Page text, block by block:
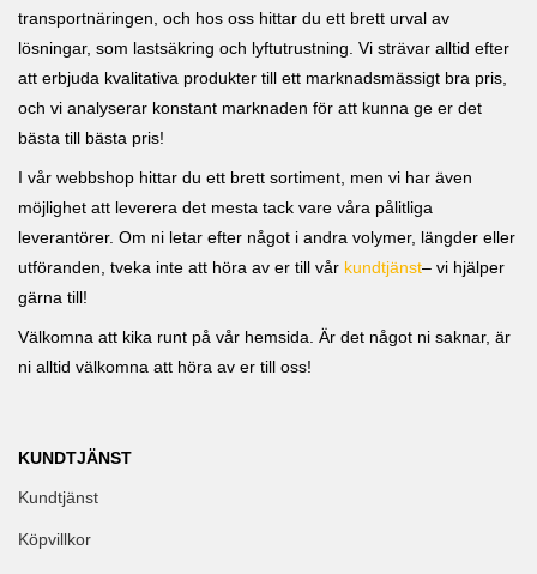
transportnäringen, och hos oss hittar du ett brett urval av
lösningar, som lastsäkring och lyftutrustning. Vi strävar alltid efter
att erbjuda kvalitativa produkter till ett marknadsmässigt bra pris,
och vi analyserar konstant marknaden för att kunna ge er det
bästa till bästa pris!
I vår webbshop hittar du ett brett sortiment, men vi har även
möjlighet att leverera det mesta tack vare våra pålitliga
leverantörer. Om ni letar efter något i andra volymer, längder eller
utföranden, tveka inte att höra av er till vår kundtjänst– vi hjälper
gärna till!
Välkomna att kika runt på vår hemsida. Är det något ni saknar, är
ni alltid välkomna att höra av er till oss!
KUNDTJÄNST
Kundtjänst
Köpvillkor